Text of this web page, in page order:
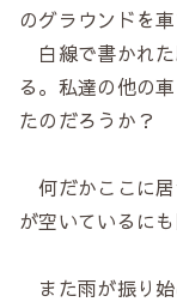
のグラウンドを車
白線で書かれ
る。私達の他の
たのだろうか？
何だかここに
が空いているに
また雨が振り始